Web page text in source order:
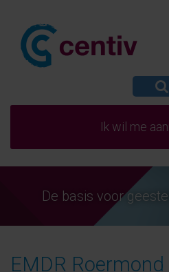
Ik wil me
De basis voor
EMDR Roermond